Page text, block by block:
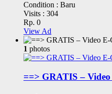
Condition : Baru
Visits : 304
Rp. 0
View Ad
1 photos
==> GRATIS –